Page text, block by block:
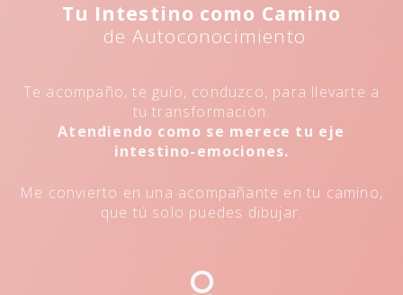
Tu Intestino como Camino
de Autoconocimiento
Te acompaño, te guío, conduzco, para llevarte a
tu transformación.
Atendiendo como se merece tu eje
intestino-emociones.
Me convierto en una acompañante en tu camino,
que tú solo puedes dibujar.